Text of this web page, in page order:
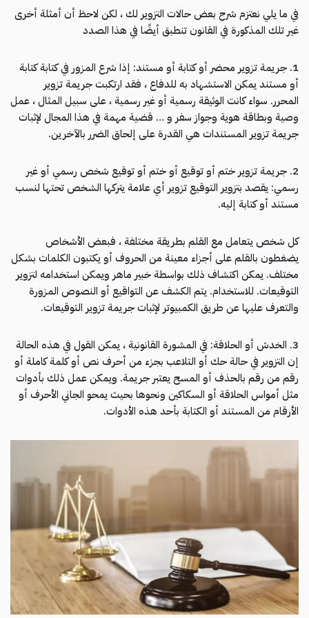
في ما يلي نعتزم شرح بعض حالات التزوير لك ، لكن لاحظ أن أمثلة أخرى
غير تلك المذكورة في القانون تنطبق أيضًا في هذا الصدد
1. جريمة تزوير محضر أو ​​كتابة أو مستند: إذا شرع المزور في كتابة كتابة
أو مستند يمكن الاستشهاد به للدفاع ، فقد ارتكبت جريمة تزوير
المحرر. سواء كانت الوثيقة رسمية أو غير رسمية ، على سبيل المثال ، عمل
وصية وبطاقة هوية وجواز سفر و … قضية مهمة في هذا المجال لإثبات
جريمة تزوير المستندات هي القدرة على إلحاق الضرر بالآخرين.
2. جريمة تزوير ختم أو توقيع أو ختم أو توقيع شخص رسمي أو غير
رسمي: يقصد بتزوير التوقيع تزوير أي علامة يتركها الشخص تحتها لنسب
مستند أو كتابة إليه.
كل شخص يتعامل مع القلم بطريقة مختلفة ، فبعض الأشخاص
يضغطون بالقلم على أجزاء معينة من الحروف أو يكتبون الكلمات بشكل
مختلف. يمكن اكتشاف ذلك بواسطة خبير ماهر ويمكن استخدامه لتزوير
التوقيعات. للاستخدام. يتم الكشف عن التواقيع أو النصوص المزورة
والتعرف عليها عن طريق الكمبيوتر لإثبات جريمة تزوير التوقيعات.
3. الخدش أو الحلاقة: في المشورة القانونية ، يمكن القول في هذه الحالة
إن التزوير في حالة حك أو التلاعب بجزء من أحرف نص أو كلمة كاملة أو
رقم من رقم بالحذف أو المسح يعتبر جريمة. ويمكن عمل ذلك بأدوات
مثل أمواس الحلاقة أو السكاكين ونحوها بحيث يمحو الجاني الأحرف أو
الأرقام من المستند أو الكتابة بأحد هذه الأدوات.